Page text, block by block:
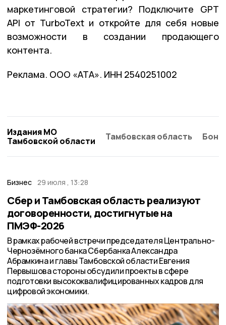
маркетинговой стратегии? Подключите GPT
API от TurboText и откройте для себя новые
возможности в создании продающего
контента.
Реклама. ООО «АТА». ИНН 2540251002
Издания МО
Тамбовской области
Тамбовская область
Бизнес 29 июля , 13:28
Сбер и Тамбовская область реализуют
договоренности, достигнутые на
ПМЭФ-2026
В рамках рабочей встречи председателя Центрально-
Чернозёмного банка Сбербанка Александра
Абрамкина и главы Тамбовской области Евгения
Первышова стороны обсудили проекты в сфере
подготовки высококвалифицированных кадров для
цифровой экономики.